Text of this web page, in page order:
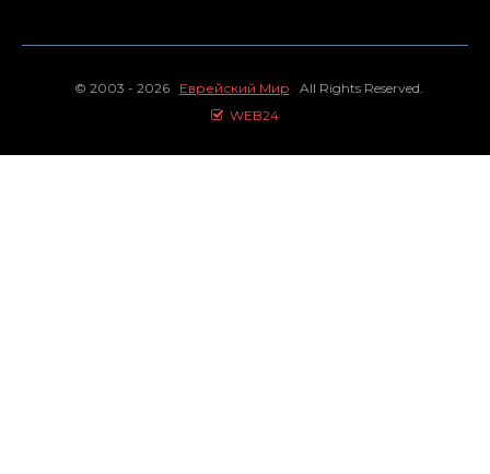
© 2003 - 2026 Еврейский Мир All Rights Reserved.
WEB24